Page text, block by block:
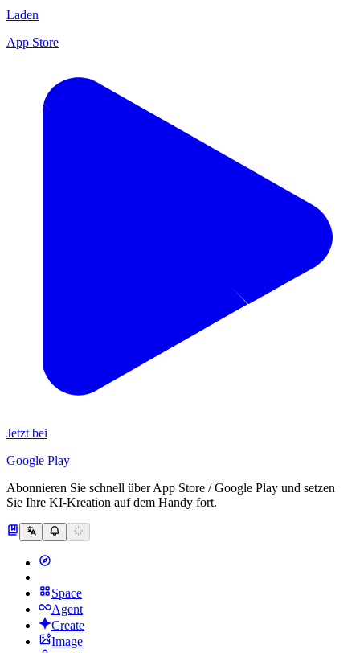
Laden
App Store
Jetzt bei
Google Play
Abonnieren Sie schnell über App Store / Google Play und setzen
Sie Ihre KI-Kreation auf dem Handy fort.
Space
Agent
Create
Image